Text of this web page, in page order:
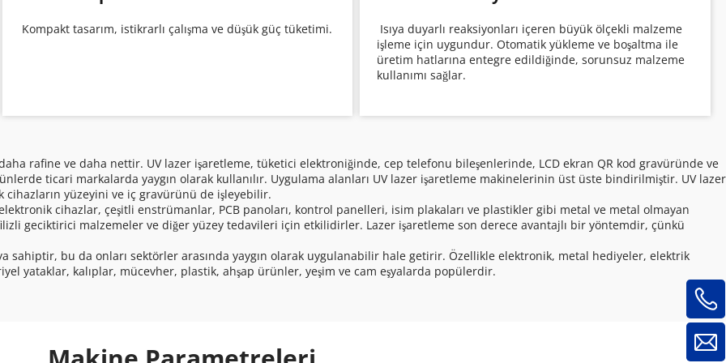
Kompakt tasarım, istikrarlı çalışma ve düşük güç tüketimi.
işleme için uygundur. Otomatik yükleme ve boşaltma ile
üretim hatlarına entegre edildiğinde, sorunsuz malzeme
kullanımı sağlar.
ticari markalarda yaygın olarak kullanılır. Uygulama alanları UV lazer işaretleme makinelerinin üst üste bindirilmiştir. UV lazer
yüzeyini ve iç gravürünü de işleyebilir.
geciktirici malzemeler ve diğer yüzey tedavileri için etkilidirler. Lazer işaretleme son derece avantajlı bir yöntemdir, çünkü
yataklar, kalıplar, mücevher, plastik, ahşap ürünler, yeşim ve cam eşyalarda popülerdir.